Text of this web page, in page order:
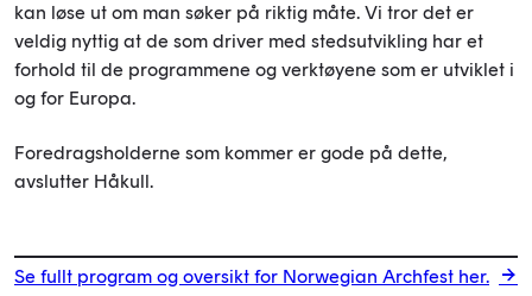
kan løse ut om man søker på riktig måte. Vi tror det er
veldig nyttig at de som driver med stedsutvikling har et
forhold til de programmene og verktøyene som er utviklet i
og for Europa.
Foredragsholderne som kommer er gode på dette,
avslutter Håkull.
Se fullt program og oversikt for Norwegian Archfest her.